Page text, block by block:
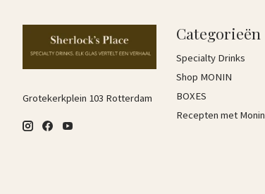
Grotekerkplein 103 Rotterdam
Categorieën
Specialty Drinks
Shop MONIN
BOXES
Recepten met Monin